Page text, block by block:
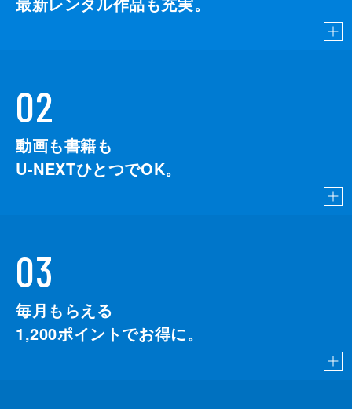
02
動画も書籍も
U-NEXTひとつでOK。
03
毎月もらえる
1,200ポイントでお得に。